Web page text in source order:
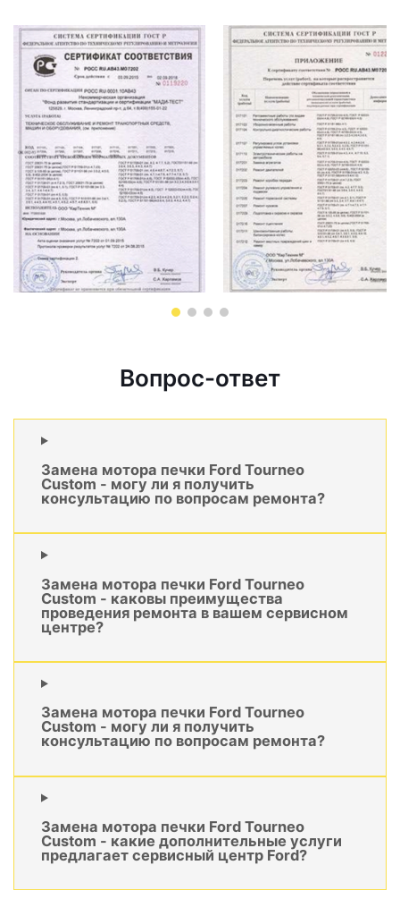
Вопрос-ответ
Замена мотора печки Ford Tourneo
Custom - могу ли я получить
консультацию по вопросам ремонта?
Замена мотора печки Ford Tourneo
Custom - каковы преимущества
проведения ремонта в вашем сервисном
центре?
Замена мотора печки Ford Tourneo
Custom - могу ли я получить
консультацию по вопросам ремонта?
Замена мотора печки Ford Tourneo
Custom - какие дополнительные услуги
предлагает сервисный центр Ford?